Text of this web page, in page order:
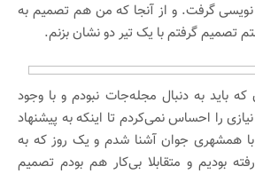
نویسی گرفت. و از آنجا که من هم تصمیم به
تصمیم گرفتم با یک تیر دو نشان بزنم.
مدت قبل٬ چنان که باید به دنبال مجله‌جات نبودم و با وجود
را احساس نمی‌کردم تا اینکه به پیشنهاد
همشهری جوان آشنا شدم و یک روز که به
بودیم و متقابلا بی‌کار هم بودم تصمیم